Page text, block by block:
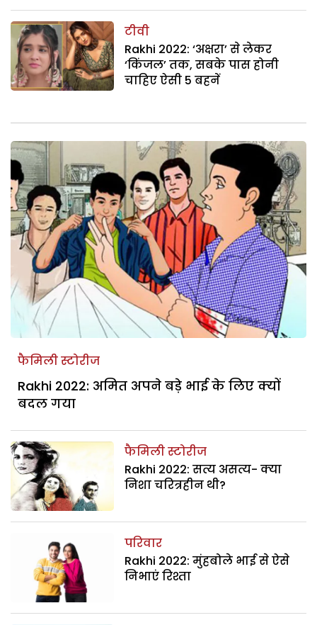
टीवी
Rakhi 2022: ‘अक्षरा’ से लेकर
‘किंजल’ तक, सबके पास होनी
चाहिए ऐसी 5 बहनें
फैमिली स्टोरीज
Rakhi 2022: अमित अपने बड़े भाई के लिए क्यों
बदल गया
फैमिली स्टोरीज
Rakhi 2022: सत्य असत्य- क्या
निशा चरित्रहीन थी?
परिवार
Rakhi 2022: मुंहबोले भाई से ऐसे
निभाएं रिश्ता